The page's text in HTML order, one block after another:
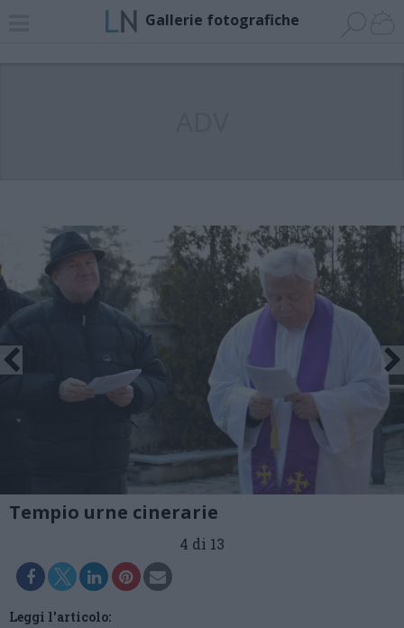
Gallerie fotografiche
Tempio urne cinerarie
4 di 13
Leggi l'articolo: